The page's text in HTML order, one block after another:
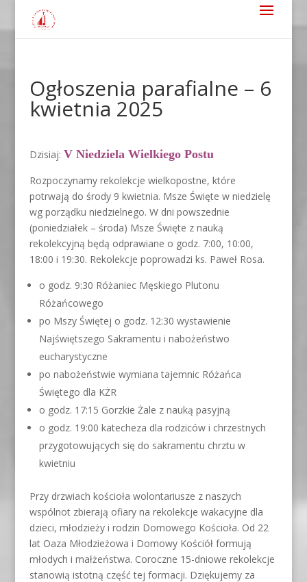
Ogłoszenia parafialne – 6
kwietnia 2025
Dzisiaj: V Niedziela Wielkiego Postu
Rozpoczynamy rekolekcje wielkopostne, które
potrwają do środy 9 kwietnia. Msze Święte w niedzielę
wg porządku niedzielnego. W dni powszednie
(poniedziałek – środa) Msze Święte z nauką
rekolekcyjną będą odprawiane o godz. 7:00, 10:00,
18:00 i 19:30. Rekolekcje poprowadzi ks. Paweł Rosa.
o godz. 9:30 Różaniec Męskiego Plutonu
Różańcowego
po Mszy Świętej o godz. 12:30 wystawienie
Najświętszego Sakramentu i nabożeństwo
eucharystyczne
po nabożeństwie wymiana tajemnic Różańca
Świętego dla KŻR
o godz. 17:15 Gorzkie Żale z nauką pasyjną
o godz. 19:00 katecheza dla rodziców i chrzestnych
przygotowujących się do sakramentu chrztu w
kwietniu
Przy drzwiach kościoła wolontariusze z naszych
wspólnot zbierają ofiary na rekolekcje wakacyjne dla
dzieci, młodzieży i rodzin Domowego Kościoła. Od 22
lat Oaza Młodzieżowa i Domowy Kościół formują
młodych i małżeństwa. Coroczne 15-dniowe rekolekcje
stanowią istotną część tej formacji. Dziękujemy za